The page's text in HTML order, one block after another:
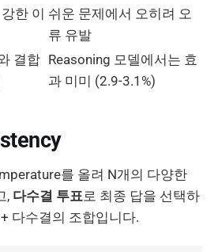
한 이 쉬운 문제에서 오히려 오
류 유발
결합 Reasoning 모델에서는 효
과 미미 (2.9-3.1%)
를 올려 N개의 다양한
, 다수결 투표 로 최종 답을 선택하
다수결의 조합입니다.